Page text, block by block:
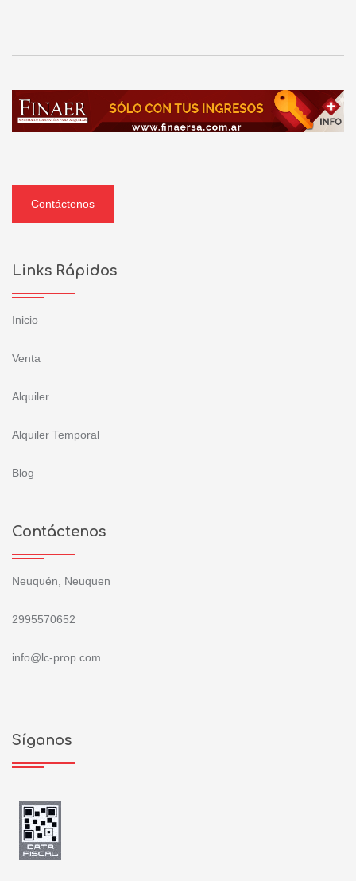
Contáctenos
Links Rápidos
Inicio
Venta
Alquiler
Alquiler Temporal
Blog
Contáctenos
Neuquén, Neuquen
2995570652
info@lc-prop.com
Síganos